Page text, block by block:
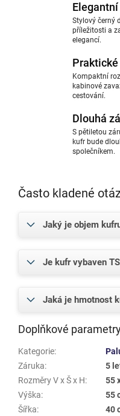
Stylový černý
příležitosti a
elegancí.
Kompaktní
kabinové
cestování.
Dlouhá
S pětiletou
kufr bude
společníkem.
Často kladené
Jaký je objem
Je kufr vybaven
Jaká je hmotnost
Doplňkové
Kategorie:
Záruka:
5
Rozměry V x Š x H:
55
Výška:
55
Šířka:
40